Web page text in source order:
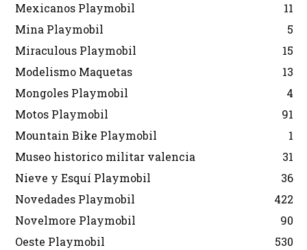
Mexicanos Playmobil
11
Mina Playmobil
5
Miraculous Playmobil
15
Modelismo Maquetas
13
Mongoles Playmobil
4
Motos Playmobil
91
Mountain Bike Playmobil
1
Museo historico militar valencia
31
Nieve y Esquí Playmobil
36
Novedades Playmobil
422
Novelmore Playmobil
90
Oeste Playmobil
530